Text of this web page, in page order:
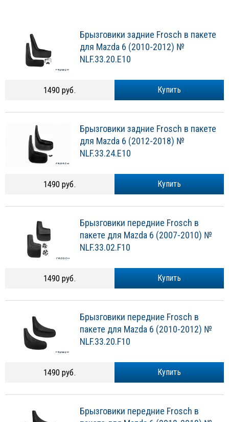
Брызговики задние Frosch в пакете
для Mazda 6 (2010-2012) №
NLF.33.20.E10
Купить
1490 руб.
Брызговики задние Frosch в пакете
для Mazda 6 (2012-2018) №
NLF.33.24.E10
Купить
1490 руб.
Брызговики передние Frosch в
пакете для Mazda 6 (2007-2010) №
NLF.33.02.F10
Купить
1490 руб.
Брызговики передние Frosch в
пакете для Mazda 6 (2010-2012) №
NLF.33.20.F10
Купить
1490 руб.
Брызговики передние Frosch в